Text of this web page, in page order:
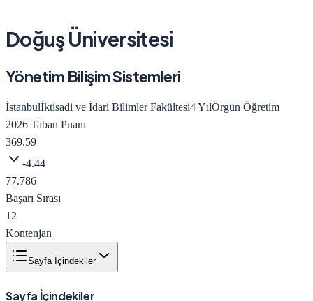
Doğuş Üniversitesi
Yönetim Bilişim Sistemleri
İstanbulİktisadi ve İdari Bilimler Fakültesi4YılÖrgün Öğretim
2026 Taban Puanı
369.59
-4.44
77.786
Başarı Sırası
12
Kontenjan
Sayfa İçindekiler
Sayfa İçindekiler